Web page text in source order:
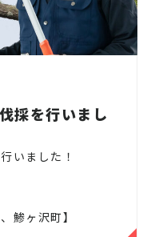
木、柿、みかん、グ
ーンベリー、ヤマボ
ネモチ、ベニカナメ、
で行っております
ことなら当社にお気
ご対応させて頂き
アパートなどの庭
対応しております
採を行いまし
いました！
鯵ヶ沢町】